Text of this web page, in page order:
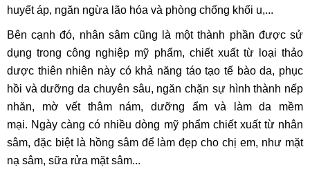
huyết áp, ngăn ngừa lão hóa và phòng chống khối u,...
Bên cạnh đó, nhân sâm cũng là một thành phần được sử
dụng trong công nghiệp mỹ phẩm, chiết xuất từ loại thảo
dược thiên nhiên này có khả năng táo tạo tế bào da, phục
hồi và dưỡng da chuyên sâu, ngăn chặn sự hình thành nếp
nhăn, mờ vết thâm nám, dưỡng ẩm và làm da mềm
mại. Ngày càng có nhiều dòng mỹ phẩm chiết xuất từ nhân
sâm, đặc biệt là hồng sâm để làm đẹp cho chị em, như mặt
nạ sâm, sữa rửa mặt sâm...